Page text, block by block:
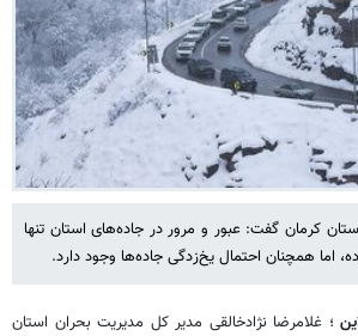
کرمان گفت: عبور و مرور در جاده‌های استان تنها
اما همچنان احتمال یخ‌زدگی جاده‌ها وجود دارد.
؛ غلامرضا نژادخالقی مدیر کل مدیریت بحران استان